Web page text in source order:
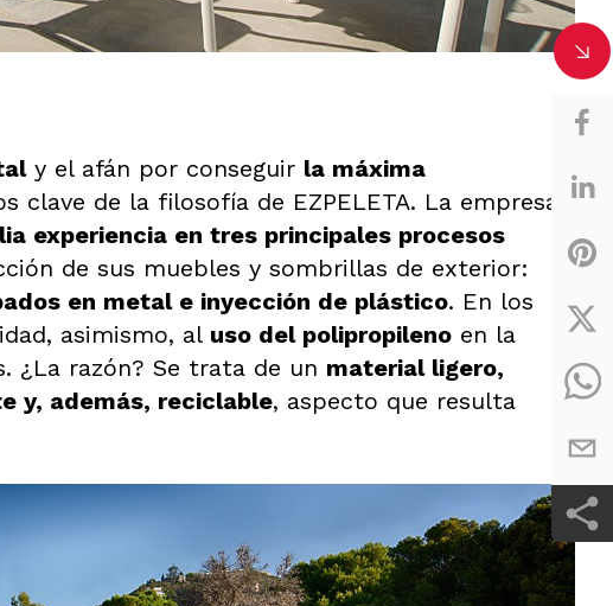
y el afán por conseguir la máxima
clave de la filosofía de EZPELETA. La empresa
experiencia en tres principales procesos
de sus muebles y sombrillas de exterior:
en metal e inyección de plástico. En los
asimismo, al uso del polipropilenoen la
¿La razón? Se trata de un material ligero,
y, además, reciclable, aspecto que resulta